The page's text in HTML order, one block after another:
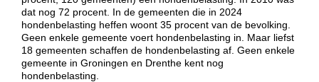
dat nog 72 procent. In de gemeenten die in 2024
hondenbelasting heffen woont 35 procent van de bevolking.
Geen enkele gemeente voert hondenbelasting in. Maar liefst
18 gemeenten schaffen de hondenbelasting af. Geen enkele
gemeente in Groningen en Drenthe kent nog
hondenbelasting.